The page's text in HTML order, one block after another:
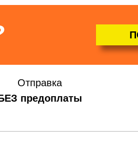
Отправка
предоплаты